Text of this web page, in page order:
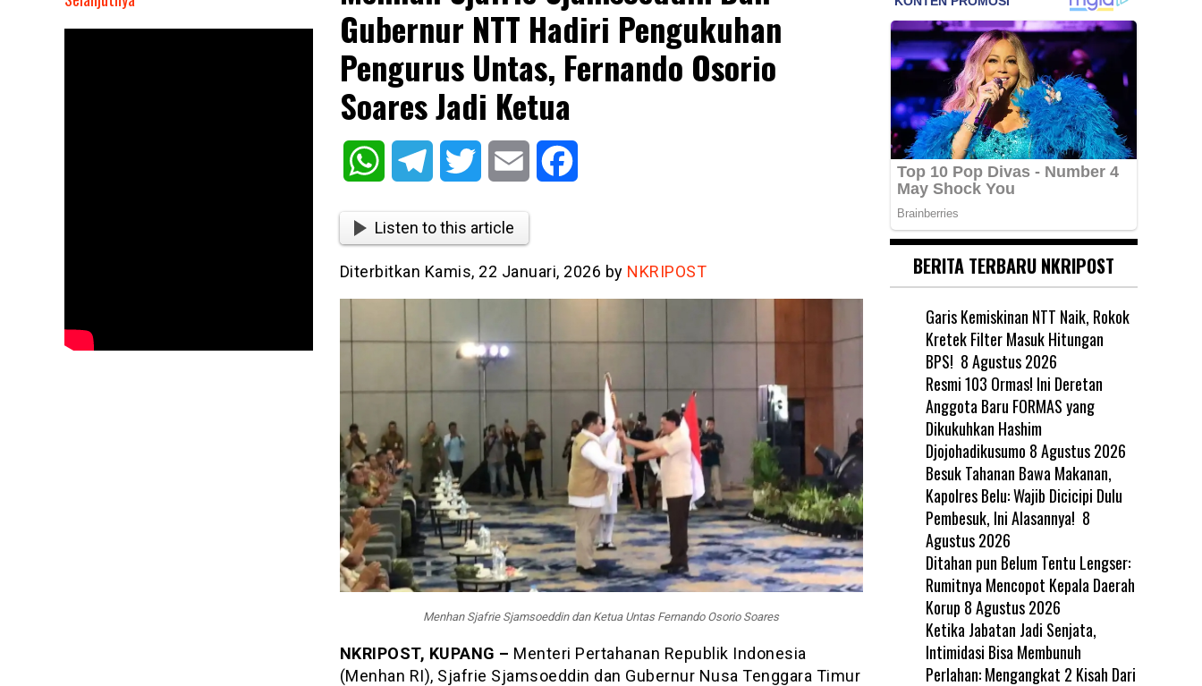
Gubernur NTT Hadiri Pengukuhan
Pengurus Untas, Fernando Osorio
Soares Jadi Ketua
WhatsAppTelegram Twitter Email
Listen to this article
Diterbitkan Kamis, 22 Januari, 2026 by NKRIPOST
Menhan Sjafrie Sjamsoeddin dan Ketua Untas Fernando Osorio Soares
NKRIPOST, KUPANG – Menteri Pertahanan Republik Indonesia
(Menhan RI), Sjafrie Sjamsoeddin dan Gubernur Nusa Tenggara Timur
BERITA TERBARU NKRIPOST
Garis Kemiskinan NTT Naik, Rokok
Kretek Filter Masuk Hitungan
BPS! 8 Agustus 2026
Resmi 103 Ormas! Ini Deretan
Anggota Baru FORMAS yang
Dikukuhkan Hashim
Djojohadikusumo 8 Agustus 2026
Besuk Tahanan Bawa Makanan,
Kapolres Belu: Wajib Dicicipi Dulu
Pembesuk, Ini Alasannya! 8
Agustus 2026
Ditahan pun Belum Tentu Lengser:
Rumitnya Mencopot Kepala Daerah
Korup 8 Agustus 2026
Ketika Jabatan Jadi Senjata,
Intimidasi Bisa Membunuh
Perlahan: Mengangkat 2 Kisah Dari